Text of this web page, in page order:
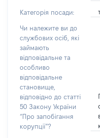
Категорія посади:
Чи належите ви до
службових осіб, які
займають
відповідальне та
особливо
відповідальне
становище,
відповідно до статті
50 Закону України
“Про запобігання
корупції”?